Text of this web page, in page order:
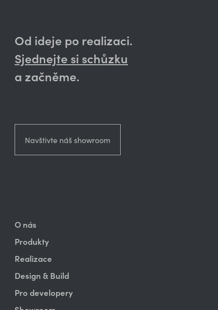
Od ideje po realizaci.
Sjednejte si schůzku
a začněme.
Navštivte náš showroom
O nás
Produkty
Realizace
Design & Build
Pro developery